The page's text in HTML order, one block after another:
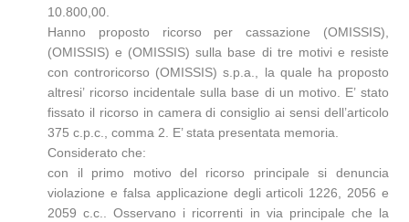
10.800,00.
Hanno proposto ricorso per cassazione (OMISSIS),
(OMISSIS) e (OMISSIS) sulla base di tre motivi e resiste
con controricorso (OMISSIS) s.p.a., la quale ha proposto
altresi’ ricorso incidentale sulla base di un motivo. E’ stato
fissato il ricorso in camera di consiglio ai sensi dell’articolo
375 c.p.c., comma 2. E’ stata presentata memoria.
Considerato che:
con il primo motivo del ricorso principale si denuncia
violazione e falsa applicazione degli articoli 1226, 2056 e
2059 c.c.. Osservano i ricorrenti in via principale che la